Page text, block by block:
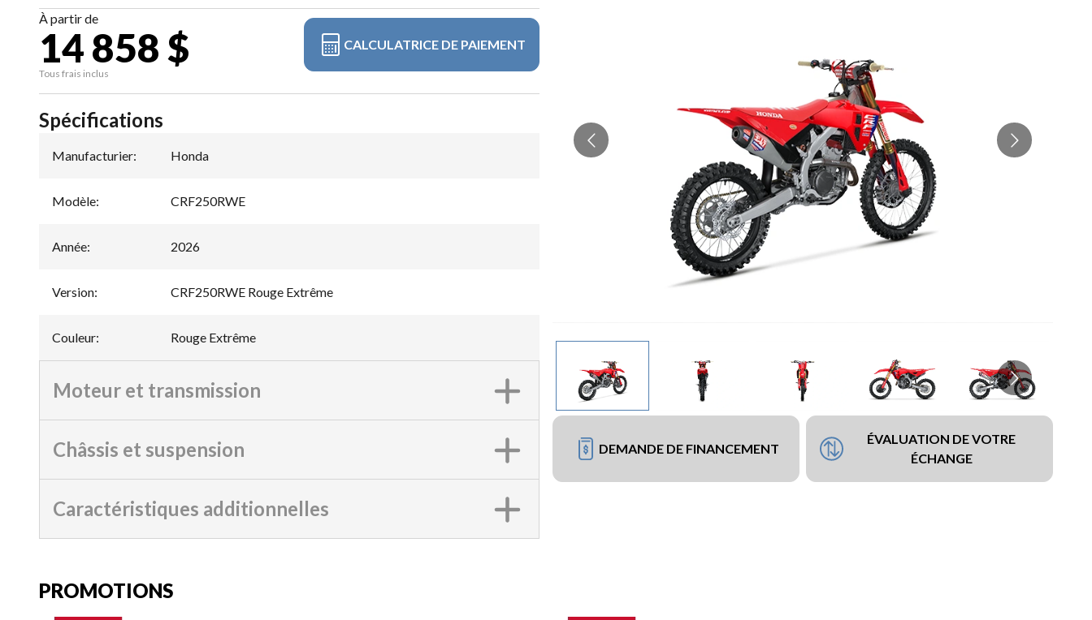
À partir de
14 858 $
Tous frais inclus
CALCULATRICE DE PAIEMENT
DEMANDE DE FINANCEMENT
ÉVALUATION DE VOTRE
ÉCHANGE
Spécifications
Manufacturier: Honda
Modèle: CRF250RWE
Année: 2026
Version: CRF250RWE Rouge Extrême
Couleur: Rouge Extrême
Moteur et transmission
Châssis et suspension
Caractéristiques additionnelles
PROMOTIONS